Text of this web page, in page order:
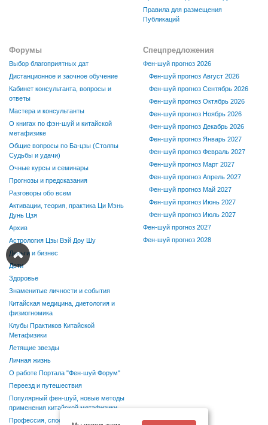
Правила для размещения
Публикаций
Форумы
Выбор благоприятных дат
Дистанционное и заочное обучение
Кабинет консультанта, вопросы и
ответы
Мастера и консультанты
О книгах по фэн-шуй и китайской
метафизике
Общие вопросы по Ба-цзы (Столпы
Судьбы и удачи)
Очные курсы и семинары
Прогнозы и предсказания
Разговоры обо всем
Активации, теория, практика Ци Мэнь
Дунь Цзя
Архив
Астрология Цзы Вэй Доу Шу
Деньги и бизнес
Дети
Здоровье
Знаменитые личности и события
Китайская медицина, диетология и
физиогномика
Клубы Практиков Китайской
Метафизики
Летящие звезды
Личная жизнь
О работе Портала "Фен-шуй Форум"
Переезд и путешествия
Популярный фен-шуй, новые методы
применения китайской метафизики
Профессия, способности, хобби
Спецпредложения
Фен-шуй прогноз 2026
Фен-шуй прогноз Август 2026
Фен-шуй прогноз Сентябрь 2026
Фен-шуй прогноз Октябрь 2026
Фен-шуй прогноз Ноябрь 2026
Фен-шуй прогноз Декабрь 2026
Фен-шуй прогноз Январь 2027
Фен-шуй прогноз Февраль 2027
Фен-шуй прогноз Март 2027
Фен-шуй прогноз Апрель 2027
Фен-шуй прогноз Май 2027
Фен-шуй прогноз Июнь 2027
Фен-шуй прогноз Июль 2027
Фен-шуй прогноз 2027
Фен-шуй прогноз 2028